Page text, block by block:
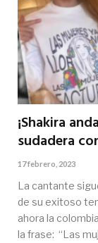
¡Shakira
sudadera
17 febrero, 2023
La cantante
de su exitoso
ahora la
la frase: “Las